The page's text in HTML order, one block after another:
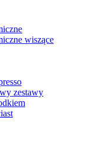
wiszące
zestawy